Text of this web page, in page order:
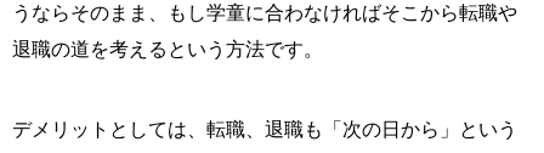
うならそのまま、もし学童に合わなければそこから転職や
退職の道を考えるという方法です。
デメリットとしては、転職、退職も「次の日から」という